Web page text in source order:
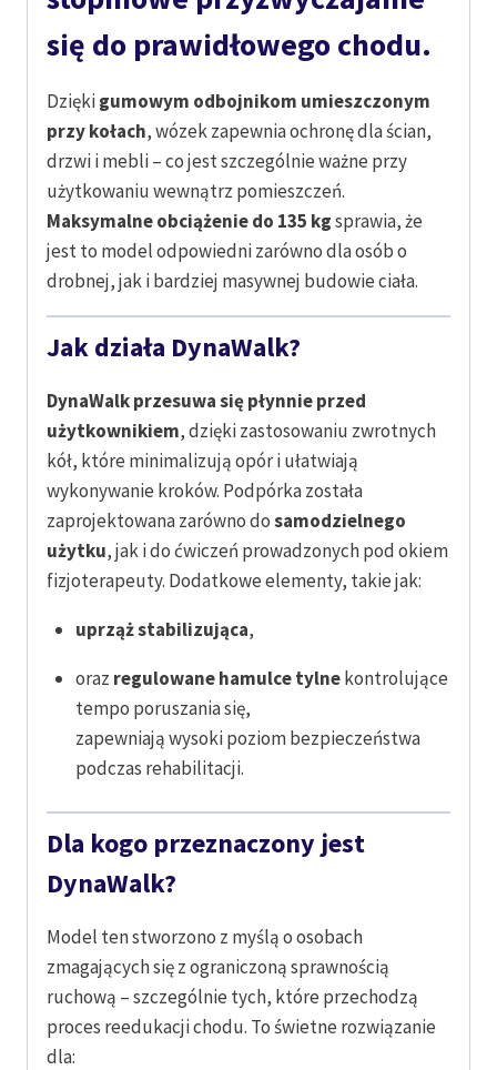
się do prawidłowego chodu.
Dziękigumowym odbojnikom umieszczonym
przy kołach, wózek zapewnia ochronę dla ścian,
drzwi i mebli – co jest szczególnie ważne przy
użytkowaniu wewnątrz pomieszczeń.
Maksymalne obciążenie do 135 kgsprawia, że
jest to model odpowiedni zarówno dla osób o
drobnej, jak i bardziej masywnej budowie ciała.
Jak działa DynaWalk?
DynaWalk przesuwa się płynnie przed
użytkownikiem, dzięki zastosowaniu zwrotnych
kół, które minimalizują opór i ułatwiają
wykonywanie kroków. Podpórka została
zaprojektowana zarówno dosamodzielnego
użytku, jak i do ćwiczeń prowadzonych pod okiem
fizjoterapeuty. Dodatkowe elementy, takie jak:
uprząż stabilizująca,
oraz regulowane hamulce tylnekontrolujące
tempo poruszania się,
zapewniają wysoki poziom bezpieczeństwa
podczas rehabilitacji.
Dla kogo przeznaczony jest
DynaWalk?
Model ten stworzono z myślą o osobach
zmagających się z ograniczoną sprawnością
ruchową – szczególnie tych, które przechodzą
proces reedukacji chodu. To świetne rozwiązanie
dla: